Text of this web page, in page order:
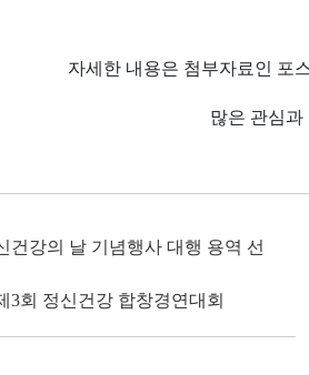
자세한 내용은 첨부자료인 포
많은 관심
건강의 날 기념행사 대행 용역 선
3회 정신건강 합창경연대회